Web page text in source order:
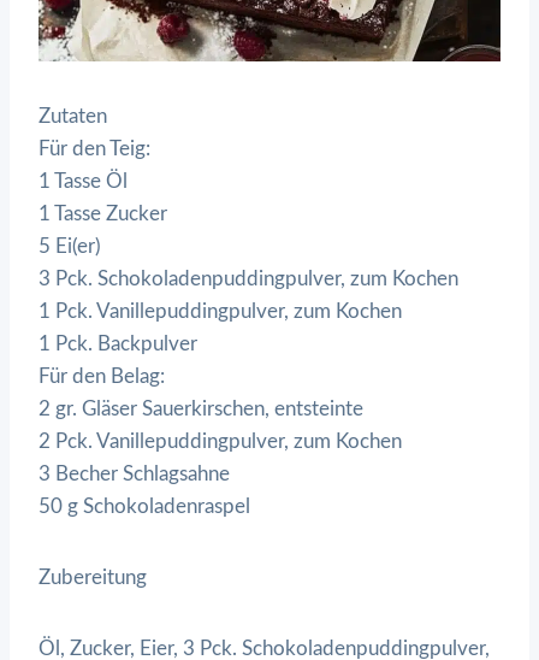
Zutaten
Für den Teig:
1 Tasse Öl
1 Tasse Zucker
5 Ei(er)
3 Pck. Schokoladenpuddingpulver, zum Kochen
1 Pck. Vanillepuddingpulver, zum Kochen
1 Pck. Backpulver
Für den Belag:
2 gr. Gläser Sauerkirschen, entsteinte
2 Pck. Vanillepuddingpulver, zum Kochen
3 Becher Schlagsahne
50 g Schokoladenraspel
Zubereitung
Öl, Zucker, Eier, 3 Pck. Schokoladenpuddingpulver,